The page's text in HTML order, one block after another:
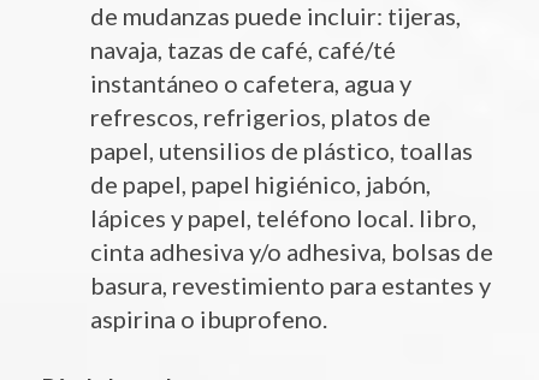
de mudanzas puede incluir: tijeras,
navaja, tazas de café, café/té
instantáneo o cafetera, agua y
refrescos, refrigerios, platos de
papel, utensilios de plástico, toallas
de papel, papel higiénico, jabón,
lápices y papel, teléfono local. libro,
cinta adhesiva y/o adhesiva, bolsas de
basura, revestimiento para estantes y
aspirina o ibuprofeno.